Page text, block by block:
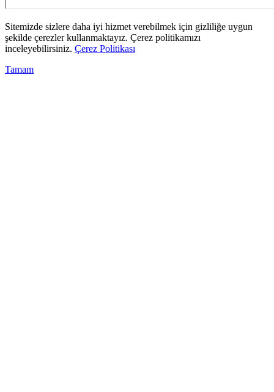
Sitemizde sizlere daha iyi hizmet verebilmek için gizliliğe uygun
şekilde çerezler kullanmaktayız. Çerez politikamızı
inceleyebilirsiniz. Çerez Politikası
Tamam